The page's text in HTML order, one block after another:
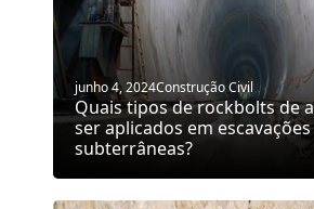
junho 4, 2024Construção Civil
Quais tipos de rockbolts de
ser aplicados em escavações
subterrâneas?